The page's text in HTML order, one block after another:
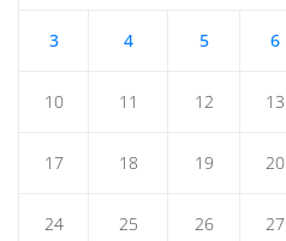
3 4 5 6
10 11 12 13
17 18 19 20
24 25 26 27